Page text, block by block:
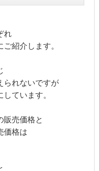
れ
紹介します。
られないですが
ています。
販売価格と
価格は